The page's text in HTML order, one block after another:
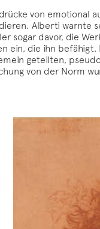
von emotional
Alberti warnte
sogar davor, die
ein, die ihn
geteilten,
von der Norm